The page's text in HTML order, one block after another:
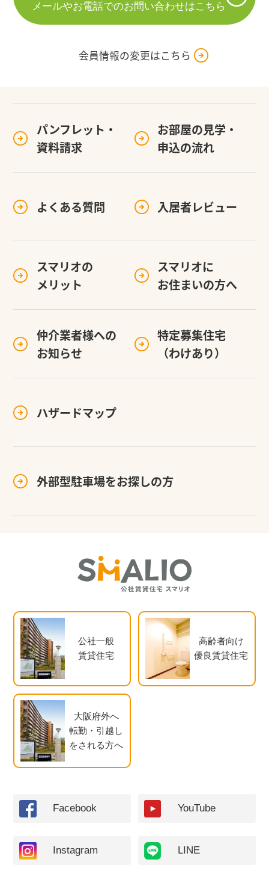
メールやお電話でのお問い合わせはこちら
会員情報の変更はこちら
パンフレット・
資料請求
お部屋の見学・
申込の流れ
よくある質問 入居者レビュー
スマリオの
メリット
スマリオに
お住まいの方へ
仲介業者様への
お知らせ
特定募集住宅
（わけあり）
ハザードマップ
外部型駐車場をお探しの方
公社一般
賃貸住宅
高齢者向け
優良賃貸住宅
大阪府外へ
転勤・引越し
をされる方へ
Facebook YouTube
Instagram LINE